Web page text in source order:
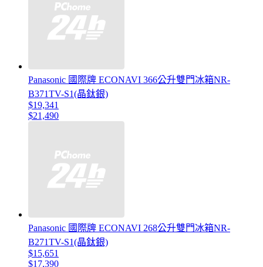
Panasonic 國際牌 ECONAVI 366公升雙門冰箱NR-
B371TV-S1(晶鈦銀)
$19,341
$21,490
Panasonic 國際牌 ECONAVI 268公升雙門冰箱NR-
B271TV-S1(晶鈦銀)
$15,651
$17,390